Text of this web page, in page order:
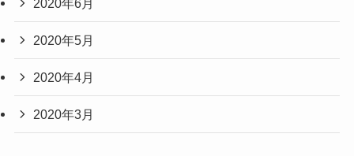
2020年5月
2020年4月
2020年3月